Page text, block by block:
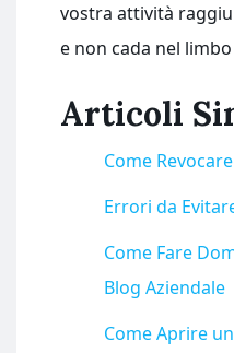
vostra attività
e non cada nel
Articoli
Come
Errori da
Come Fare
Blog Aziendale
Come Aprire